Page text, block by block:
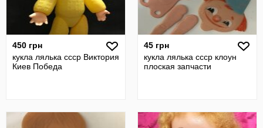
450 грн
кукла лялька ссср Виктория
Киев Победа
45 грн
кукла лялька ссср клоун
плоская запчасти